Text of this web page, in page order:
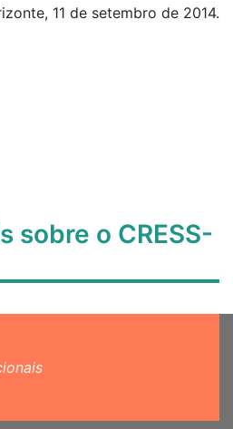
11 de setembro de 2014.
sobre o CRESS-